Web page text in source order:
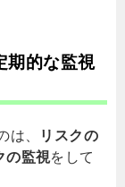
期的な監視
は、
リスクの
の監視をして